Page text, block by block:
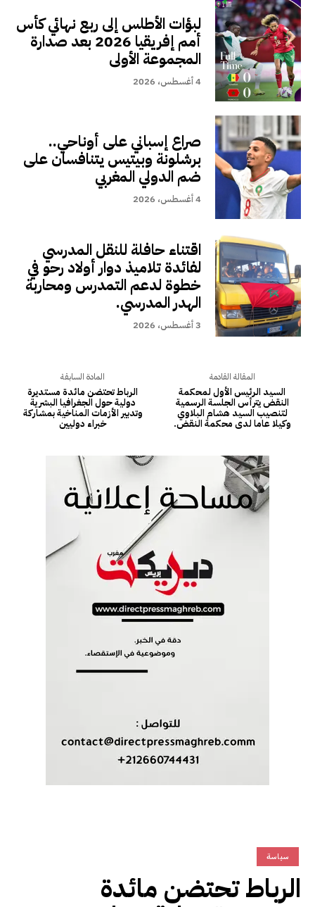
لبؤات الأطلس إلى ربع نهائي كأس
أمم إفريقيا 2026 بعد صدارة
المجموعة الأولى
4 أغسطس، 2026
صراع إسباني على أوناحي..
برشلونة وبيتيس يتنافسان على
ضم الدولي المغربي
4 أغسطس، 2026
اقتناء حافلة للنقل المدرسي
لفائدة تلاميذ دوار أولاد رحو في
خطوة لدعم التمدرس ومحاربة
الهدر المدرسي.
3 أغسطس، 2026
المادة السابقة
الرباط تحتضن مائدة مستديرة
دولية حول الجغرافيا البشرية
وتدبير الأزمات المناخية بمشاركة
خبراء دوليين
المقالة القادمة
السيد الرئيس الأول لمحكمة
النقض يترأس الجلسة الرسمية
لتنصيب السيد هشام البلاوي
وكيلا عاما لدى محكمة النقض.